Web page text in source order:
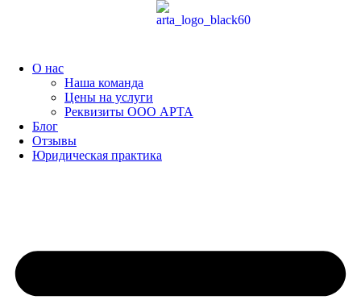
О нас
Наша команда
Цены на услуги
Реквизиты ООО АРТА
Блог
Отзывы
Юридическая практика